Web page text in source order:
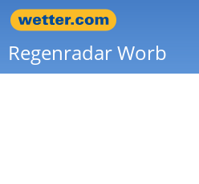
Regenradar Worb